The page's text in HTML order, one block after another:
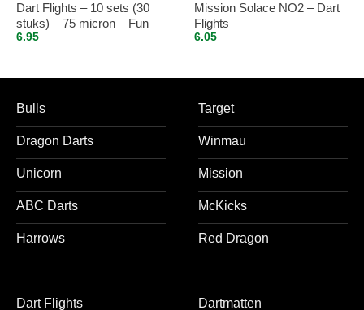
Dart Flights – 10 sets (30
stuks) – 75 micron – Fun
Flights 1320
6.95
Mission Solace NO2 – Dart
Flights
6.05
Bulls
Dragon Darts
Unicorn
ABC Darts
Harrows
Target
Winmau
Mission
McKicks
Red Dragon
Dart Flights Dartmatten